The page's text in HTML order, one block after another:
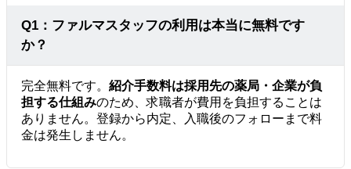
Q1：ファルマスタッフの利用は本当に無料です
か？
完全無料です。 紹介手数料は採用先の薬局・企業が負
担する仕組みのため、求職者が費用を負担することは
ありません。登録から内定、入職後のフォローまで料
金は発生しません。